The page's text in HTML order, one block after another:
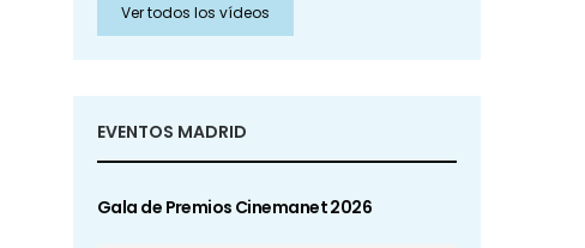
Aceptar cookies de Redes
Sociales
Ver todos los vídeos
EVENTOS MADRID
Gala de Premios Cinemanet 2026